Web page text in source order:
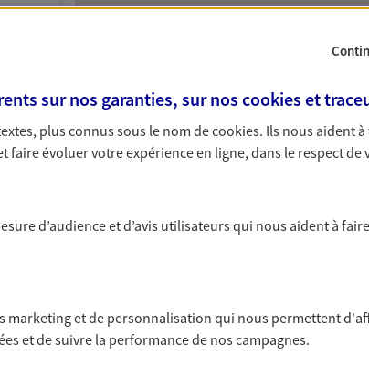
sur nos garanties, sur noscookies et
plus connus sous le nom decookies. Ils nous aident
évoluer votre expérience en ligne, dans le respect de
d’audience et d’avis utilisateurs qui nous aident à
marketing et de personnalisation qui nous permettent
et de suivre la performance de nos campagnes.